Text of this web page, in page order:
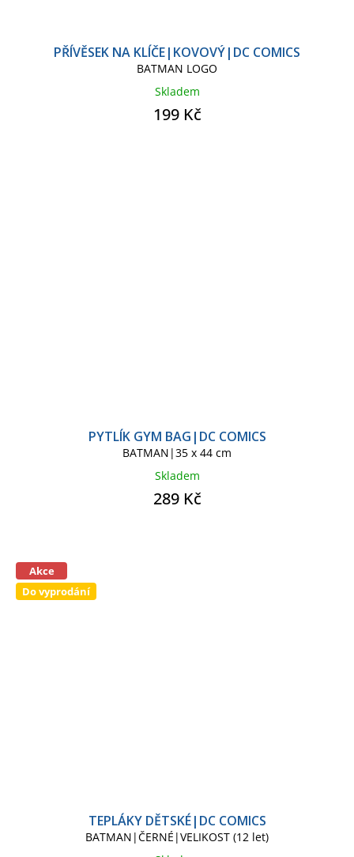
PŘÍVĚSEK NA KLÍČE|KOVOVÝ|DC COMICS
BATMAN LOGO
Skladem
199 Kč
PYTLÍK GYM BAG|DC COMICS
BATMAN|35 x 44 cm
Skladem
289 Kč
Akce
Do vyprodání
TEPLÁKY DĚTSKÉ|DC COMICS
BATMAN|ČERNÉ|VELIKOST (12 let)